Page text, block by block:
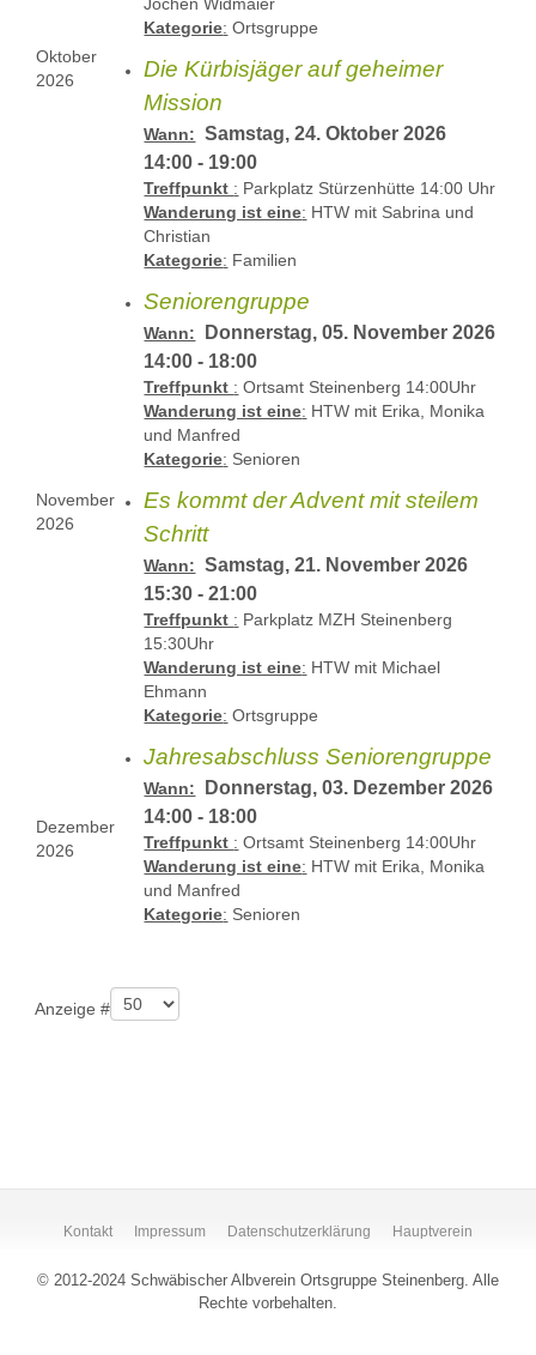
Oktober
2026
Jochen Widmaier
Kategorie: Ortsgruppe
Die Kürbisjäger auf geheimer
Mission
Wann:
Samstag, 24. Oktober 2026
14:00 - 19:00
Treffpunkt : Parkplatz Stürzenhütte 14:00 Uhr
Wanderung ist eine: HTW mit Sabrina und
Christian
Kategorie: Familien
November
2026
Seniorengruppe
Wann:
Donnerstag, 05. November 2026
14:00 - 18:00
Treffpunkt : Ortsamt Steinenberg 14:00Uhr
Wanderung ist eine: HTW mit Erika, Monika
und Manfred
Kategorie: Senioren
Es kommt der Advent mit steilem
Schritt
Wann:
Samstag, 21. November 2026
15:30 - 21:00
Treffpunkt : Parkplatz MZH Steinenberg
15:30Uhr
Wanderung ist eine: HTW mit Michael
Ehmann
Kategorie: Ortsgruppe
Dezember
2026
Jahresabschluss Seniorengruppe
Wann:
Donnerstag, 03. Dezember 2026
14:00 - 18:00
Treffpunkt : Ortsamt Steinenberg 14:00Uhr
Wanderung ist eine: HTW mit Erika, Monika
und Manfred
Kategorie: Senioren
Anzeige #
Kontakt Impressum Datenschutzerklärung Hauptverein
© 2012-2024 Schwäbischer Albverein Ortsgruppe Steinenberg. Alle
Rechte vorbehalten.